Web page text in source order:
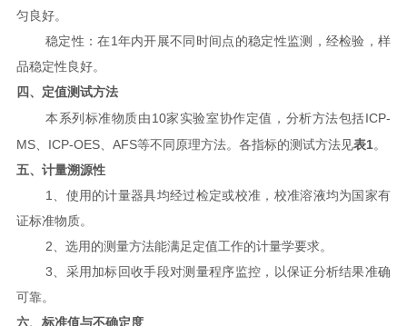
匀良好。
稳定性：在1 年内开展不同时间点的稳定性监测，经检验，样
品稳定性良好。
四、定值测试方法
本系列标准物质由 10家实验室协作定值，分析方法包括ICP-
MS、 ICP-OES、 AFS等不同原理方法。各指标的测试方法见表1。
五、计量溯源性
1 、使用的计量器具均经过检定或校准，校准溶液均为国家有
证标准物质。
2、选用的测量方法能满足定值工作的计量学要求。
3、采用加标回收手段对测量程序监控，以保证分析结果准确
可靠。
六、标准值与不确定度